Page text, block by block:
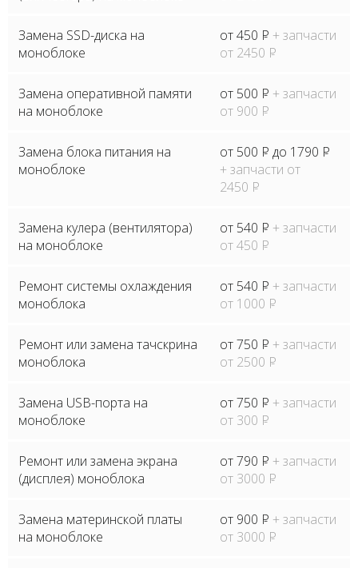
Замена SSD-диска на
моноблоке
от 450 P + запчасти
от 2450 P
Замена оперативной памяти
на моноблоке
от 500 P + запчасти
от 900 P
Замена блока питания на
моноблоке
от 500 P до 1790 P
+ запчасти от
2450 P
Замена кулера (вентилятора)
на моноблоке
от 540 P + запчасти
от 450 P
Ремонт системы охлаждения
моноблока
от 540 P + запчасти
от 1000 P
Ремонт или замена тачскрина
моноблока
от 750 P + запчасти
от 2500 P
Замена USB-порта на
моноблоке
от 750 P + запчасти
от 300 P
Ремонт или замена экрана
(дисплея) моноблока
от 790 P + запчасти
от 3000 P
Замена материнской платы
на моноблоке
от 900 P + запчасти
от 3000 P